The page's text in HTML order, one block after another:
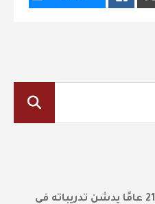
الفيصلي تحت 21 عامًا يدشن تدريباته في